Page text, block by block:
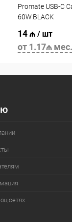
Promate USB-C
60W.BLACK
14 ₼ / шт
от 1.17₼ мес.